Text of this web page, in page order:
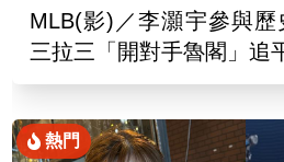
MLB(影)／李灝宇參與
三拉三「開對手魯閣」追
熱門